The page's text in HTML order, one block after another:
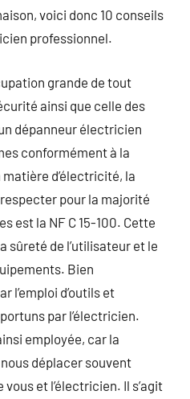
voici donc 10 conseils
professionnel.
grande de tout
ainsi que celle des
dépanneur électricien
conformément à la
d’électricité, la
pour la majorité
est la NF C 15-100. Cette
sûreté de l’utilisateur et le
Bien
l’emploi d’outils et
par l’électricien.
employée, car la
déplacer souvent
et l’électricien. Il s’agit